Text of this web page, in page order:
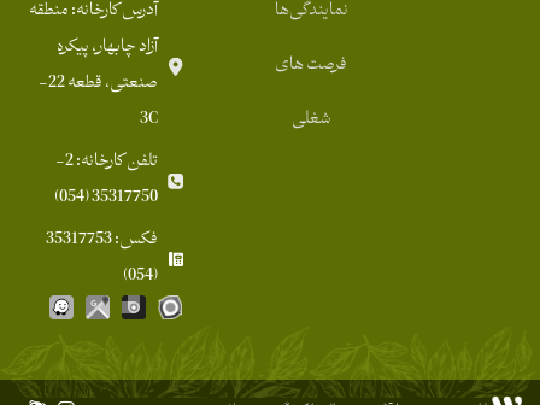
نمایندگی‌ها
فرصت های
شغلی
آدرس کارخانه: منطقه
آزاد چابهار، پیکره
صنعتی، قطعه 22-
3C
تلفن کارخانه: 2-
35317750 (054)
فکس: 35317753
(054)